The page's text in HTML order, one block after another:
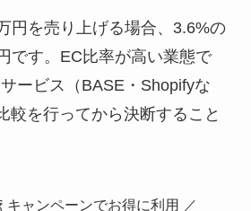
円を売り上げる場合、3.6%の
です。EC比率が高い業態で
ービス（BASE・Shopifyな
較を行ってから決断すること
キャンペーンでお得に利用 ／